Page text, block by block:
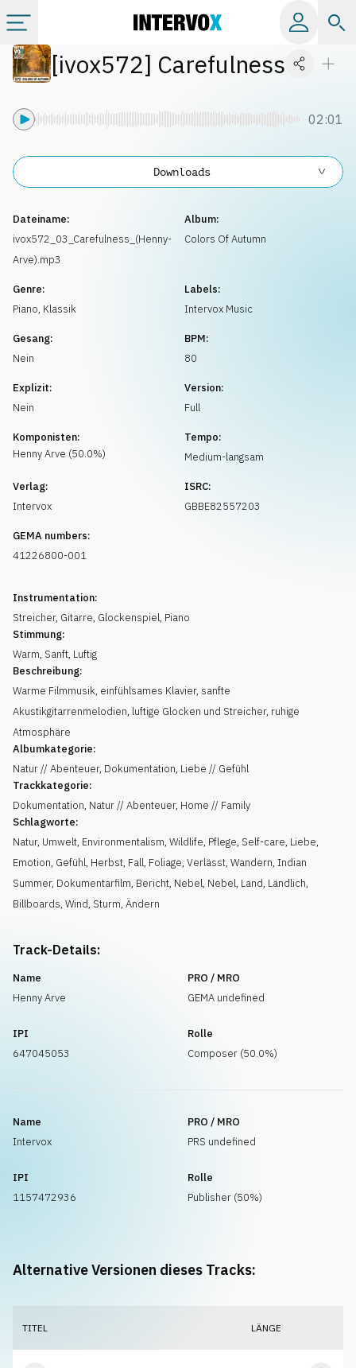
Kategorien
Alle Alben
Playlists
Lizenzen
Info
[ivox572] Carefulness
02:01
Dateiname:
ivox572_03_Carefulness_(Henny-
Arve).mp3
Album:
Colors Of Autumn
Genre:
Piano, Klassik
Labels:
Intervox Music
Gesang:
Nein
BPM:
80
Explizit:
Nein
Version:
Full
Komponisten:
HennyArve (50.0%)
Tempo:
Medium-langsam
Verlag:
Intervox
ISRC:
GBBE82557203
GEMA numbers:
41226800-001
Instrumentation:
Streicher, Gitarre, Glockenspiel, Piano
Stimmung:
Warm, Sanft, Luftig
Beschreibung:
Warme Filmmusik, einfühlsames Klavier, sanfte
Akustikgitarrenmelodien, luftige Glocken und Streicher, ruhige
Atmosphäre
Albumkategorie:
Natur // Abenteuer, Dokumentation, Liebe // Gefühl
Trackkategorie:
Dokumentation, Natur // Abenteuer, Home // Family
Schlagworte:
Natur, Umwelt, Environmentalism, Wildlife, Pflege, Self-care, Liebe,
Emotion, Gefühl, Herbst, Fall, Foliage, Verlässt, Wandern, Indian
Summer, Dokumentarfilm, Bericht, Nebel, Nebel, Land, Ländlich,
Billboards, Wind, Sturm, Ändern
Downloads
Track-Details:
Name
Henny Arve
PRO / MRO
GEMA undefined
IPI
647045053
Rolle
Composer (50.0%)
Name
Intervox
PRO / MRO
PRS undefined
IPI
1157472936
Rolle
Publisher (50%)
Alternative Versionen dieses Tracks:
TITEL LÄNGE